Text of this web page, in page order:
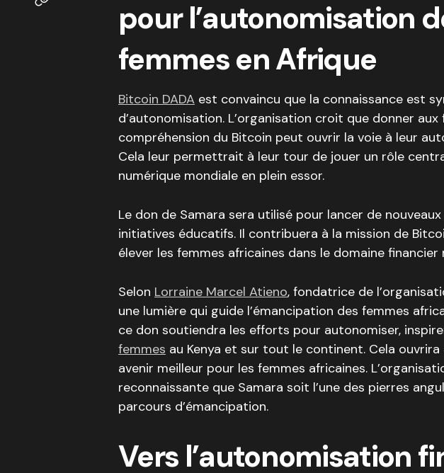
pour l’autonomisation
femmes en Afrique
Bitcoin DADA est convaincu que la connaissance est
d’autonomisation. L’organisation croit que donner
compréhension du Bitcoin peut ouvrir la voie à leur
Cela leur permettrait à leur tour de jouer un rôle
numérique mondiale en plein essor.
Le don de Samara sera utilisé pour lancer de
initiatives éducatifs. Il contribuera à la mission de
élever les femmes africaines dans le domaine financier
Selon Lorraine Marcel Atieno, fondatrice de
une lumière qui guide l’émancipation des femmes
ce don soutiendra les efforts pour autonomiser,
femmes au Kenya et sur tout le continent. Cela ouvrira
avenir meilleur pour les femmes africaines.
reconnaissante que Samara soit l’une des pierres
parcours d’émancipation.
Vers l’autonomisation